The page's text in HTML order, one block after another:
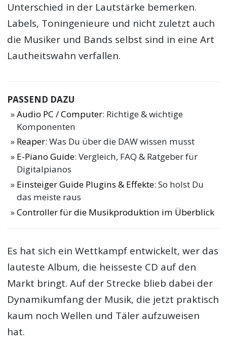
Unterschied in der Lautstärke bemerken.
Labels, Toningenieure und nicht zuletzt auch
die Musiker und Bands selbst sind in eine Art
Lautheitswahn verfallen.
PASSEND DAZU
Audio PC / Computer: Richtige & wichtige
Komponenten
Reaper: Was Du über die DAW wissen musst
E-Piano Guide: Vergleich, FAQ & Ratgeber für
Digitalpianos
Einsteiger Guide Plugins & Effekte: So holst Du
das meiste raus
Controller für die Musikproduktion im Überblick
Es hat sich ein Wettkampf entwickelt, wer das
lauteste Album, die heisseste CD auf den
Markt bringt. Auf der Strecke blieb dabei der
Dynamikumfang der Musik, die jetzt praktisch
kaum noch Wellen und Täler aufzuweisen
hat.